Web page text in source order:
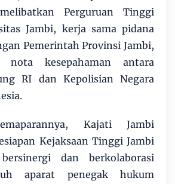
Perguruan Tinggi
Jambi, kerja sama pidana
Pemerintah Provinsi Jambi,
nota kesepahaman antara
RI dan Kepolisian Negara
Kajati Jambi
Kejaksaan Tinggi Jambi
dan berkolaborasi
aparat penegak hukum